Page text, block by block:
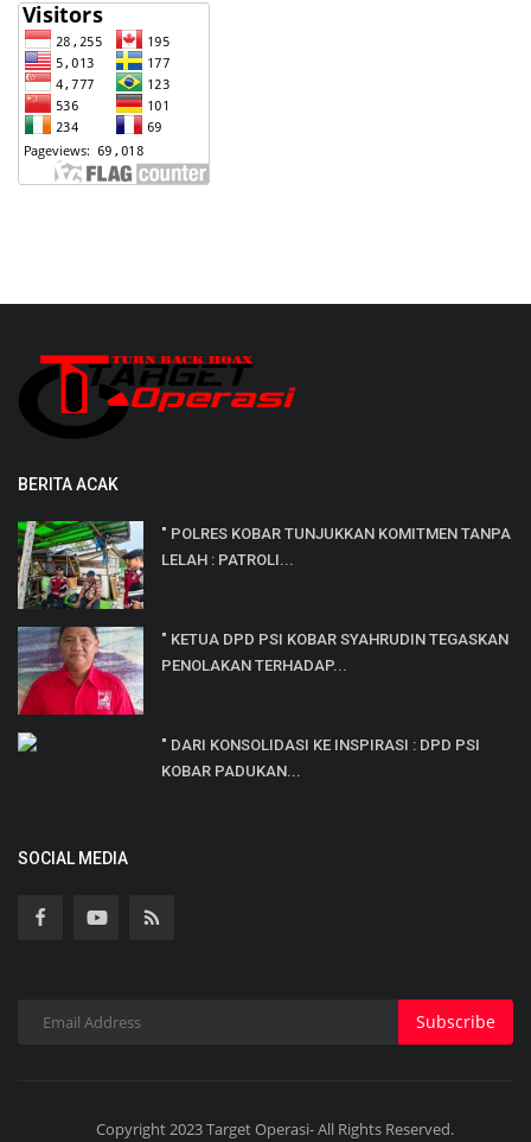
BERITA ACAK
" POLRES KOBAR TUNJUKKAN KOMITMEN TANPA
LELAH : PATROLI...
" KETUA DPD PSI KOBAR SYAHRUDIN TEGASKAN
PENOLAKAN TERHADAP...
" DARI KONSOLIDASI KE INSPIRASI : DPD PSI
KOBAR PADUKAN...
SOCIAL MEDIA
Subscribe
Copyright 2023 Target Operasi- All Rights Reserved.